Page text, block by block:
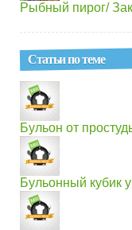
Рыбный пирог/
Статьи по теме
Бульон от
Бульонный кубик